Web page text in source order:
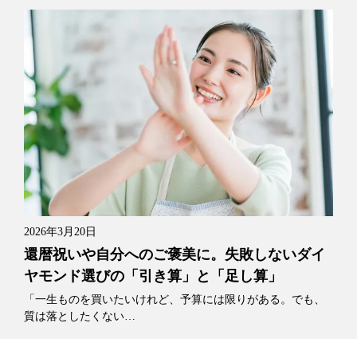
2026年3月20日
還暦祝いや自分へのご褒美に。失敗しないダイ
ヤモンド選びの「引き算」と「足し算」
「一生ものを買いたいけれど、予算には限りがある。でも、
質は落としたくない…